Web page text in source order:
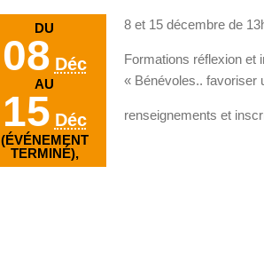
DU
08 Déc
AU
15 Déc
(ÉVÉNEMENT
TERMINÉ),
8 et 15 décembre de
Formations réflexion et
« Bénévoles.. favoriser
renseignements et